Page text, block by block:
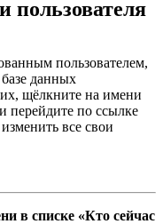
пользователя
пользователем,
данных
щёлкните на имени
перейдите по ссылке
все свои
в списке «Кто сейчас